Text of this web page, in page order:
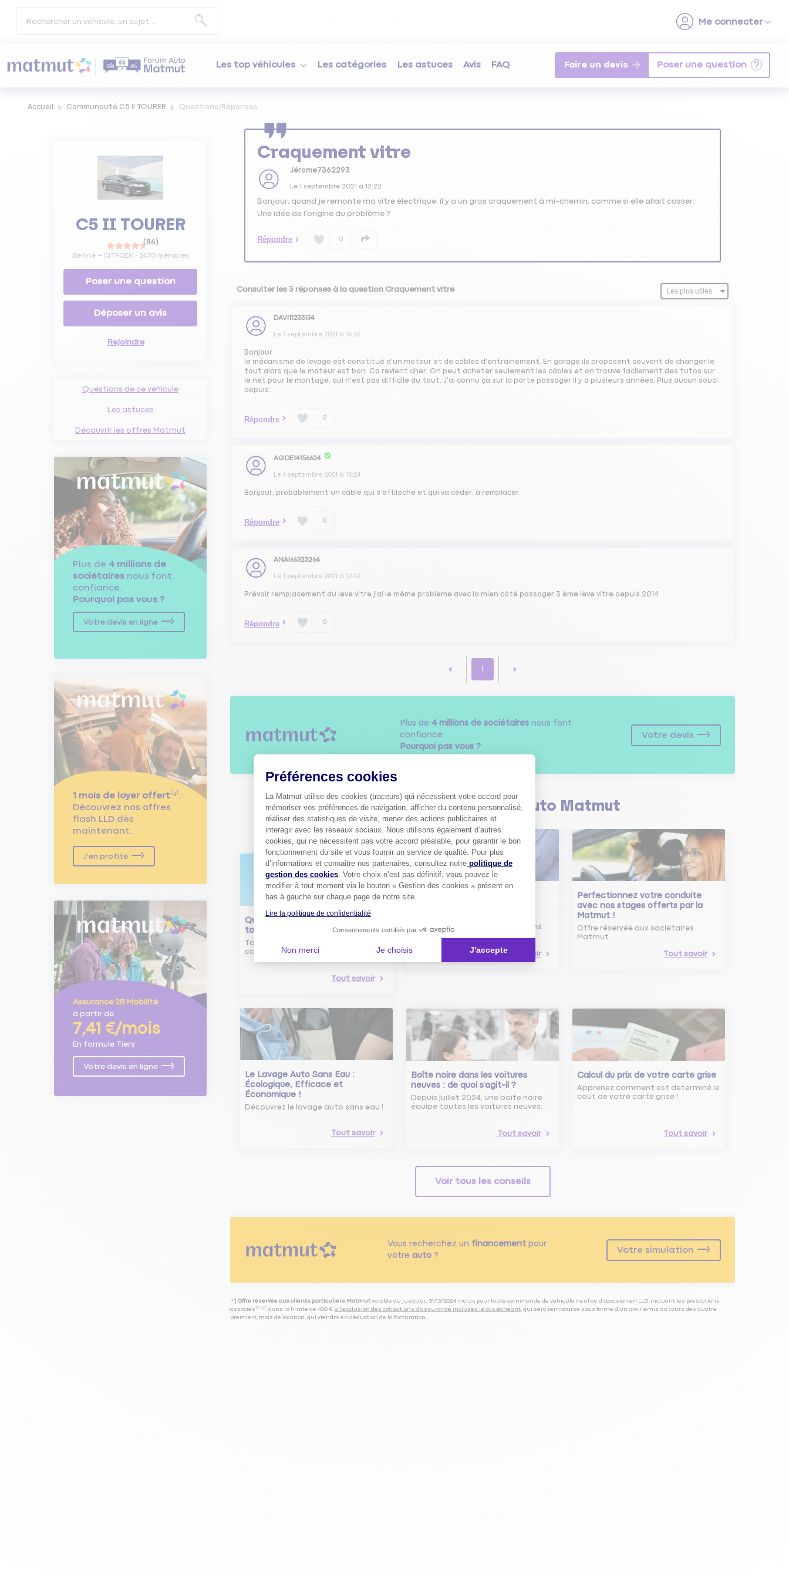
Les top véhicules Les catégories Les astuces Avis FAQ Faire un devis
Accueil Communauté C5 II TOURER Questions/Réponses
C5 II TOURER
(86)
Berline CITROEN - 2470 membres
Poser une question
Déposer un avis
Rejoindre
Questions de ce véhicule
Les astuces
Découvrir les offres Matmut
Plus de 4 millions de
sociétaires nous font
confiance.
Pourquoi pas vous ?
Votre devis en ligne
1 mois de loyer offert⁽⁴⁾.
Découvrez nos offres
flash LLD dès
maintenant.
J'en profite
Assurance 2R Mobilité
à partir de
7,41 €/mois
En formule Tiers
Votre devis en ligne
Craquement vitre
Jérome7362293
Le 1 septembre 2021 à 12:22
Bonjour, quand je remonte ma vitre électrique, il y a un gros craquement à mi-chemin, comme si elle allait casser.
Une idée de l’origine du problème ?
Répondre 0
Consulter les 3 réponses à la question Craquement vitre
DAVI11233134
Le 1 septembre 2021 à 16:32
Bonjour
le mécanisme de levage est constitué d'un moteur et de câbles d'entraînement. En garage ils proposent souvent de changer le
tout alors que le moteur est bon. Ca revient cher. On peut acheter seulement les câbles et on trouve facilement des tutos sur
le net pour le montage, qui n'est pas difficile du tout. J'ai connu ça sur la porte passager il y a plusieurs années. Plus aucun souci
depuis.
Répondre 0
AGOE14156624
Le 1 septembre 2021 à 13:24
Bonjour, probablement un câble qui s'effiloche et qui va céder. à remplacer.
Répondre 0
ANAI66323264
Le 1 septembre 2021 à 12:42
Prévoir remplacement du leve vitre j'ai le même problème avec la mien côté passager 3 ème lève vitre depuis 2014
Répondre 0
1
Plus de 4 millions de sociétairesnous font
confiance.
Pourquoi pas vous ?
Votre devis
Découvrez lesconseilsAuto Matmut
Qu'est-ce que le nouveau radar
tourelle ?
Tout savoir sur le radar tourelle et
comment éviter les infractions.
Tout savoir
Comment bien choisir son
assurance auto selon vos besoins.
Tout savoir
Perfectionnez votre conduite
avec nos stages offerts par la
Matmut !
Offre réservée aux sociétaires
Matmut.
Tout savoir
Le Lavage Auto Sans Eau :
Écologique, Efficace et
Économique !
Découvrez le lavage auto sans eau !
Tout savoir
Boîte noire dans les voitures
neuves : de quoi s’agit-il ?
Depuis juillet 2024, une boîte noire
équipe toutes les voitures neuves.
Tout savoir
Calcul du prix de votre carte grise
Apprenez comment est determiné le
coût de votre carte grise !
Tout savoir
Voir tous les conseils
Vous recherchez un financementpour
votre auto?
Votre simulation
⁽⁴⁾| Offre réservée aux clients particuliers Matmut valable du jusqu’au 31/12/2024 inclus pour toute commande de véhicule neuf ou d’occasion en LLD, incluant les prestations
associés⁽³⁾ ⁽⁵⁾, dans la limite de 450 €, à l’exclusion des cotisations d’assurance incluses le cas échéant, qui sera remboursé sous forme d’un avoir émis au cours des quatre
premiers mois de location, qui viendra en déduction de la facturation.
Préférences cookies
La Matmut utilise des cookies (traceurs) qui nécessitent votre accord pour
mémoriser vos préférences de navigation, afficher du contenu personnalisé,
réaliser des statistiques de visite, mener des actions publicitaires et
interagir avec les réseaux sociaux. Nous utilisons également d’autres
cookies, qui ne nécessitent pas votre accord préalable, pour garantir le bon
fonctionnement du site et vous fournir un service de qualité. Pour plus
d’informations et connaitre nos partenaires, consultez notre politique de
gestion des cookies. Votre choix n’est pas définitif, vous pouvez le
modifier à tout moment via le bouton « Gestion des cookies » présent en
bas à gauche sur chaque page de notre site.
Lire la politique de confidentialité
Consentements certifiés par
Non merci Je choisis J'accepte
Axeptio consent